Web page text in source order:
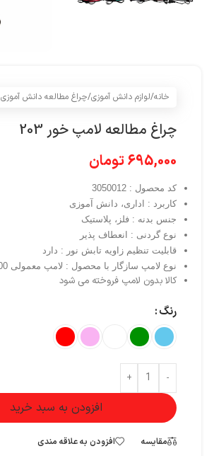
خانه/لوازم دانش آموزی/چراغ مطالعه دانش آموزی
چراغ مطالعه لامپ خور 203
695,000تومان
کد محصول : 3050012
کاربرد : اداری، دانش آموزی
جنس بدنه : فلز، پلاستیک
نوع گردنی : انعطاف‌ پذیر
قابلیت تنظیم زاویه تابش نور : دارد
نوع لامپ سازگار با محصول : لامپ معمولی 100
کالا بدون لامپ فروخته می شود
رنگ
-
+
افزودن به سبد خرید
مقایسه افزودن به علاقه مندی